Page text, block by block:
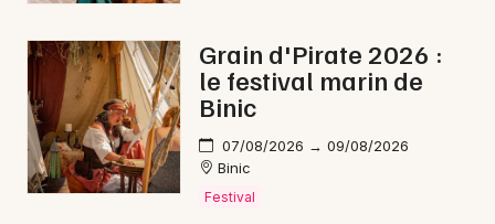
Grain d'Pirate 2026 :
le festival marin de
Binic
07/08/2026 → 09/08/2026
Binic
Festival